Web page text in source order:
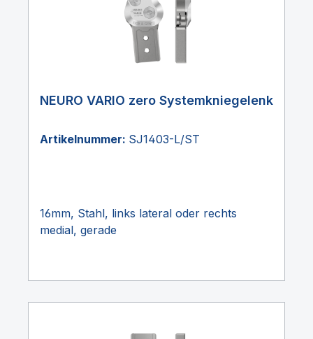
NEURO VARIO zero Systemkniegelenk
Artikelnummer: SJ1403-L/ST
16mm, Stahl, links lateral oder rechts
medial, gerade